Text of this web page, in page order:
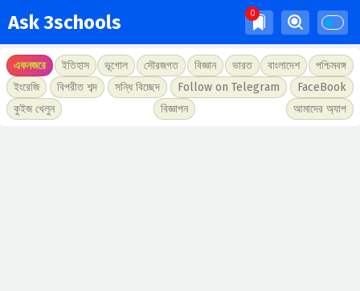
Ask 3schools
একনজরে ইতিহাস ভূগোল সৌরজগত বিজ্ঞান ভারত বাংলাদেশ
পশ্চিমবঙ্গ
ইংরেজি
বিপরীত শব্দ সন্ধি বিচ্ছেদ Follow on Telegram
FaceBook
কুইজ খেলুন
বিজ্ঞাপন আমাদের অ্যাপ